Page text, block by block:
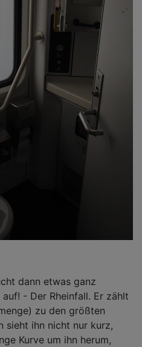
dann etwas ganz
- Der Rheinfall. Er zählt
zu den größten
sieht ihn nicht nur kurz,
Kurve um ihn herum,